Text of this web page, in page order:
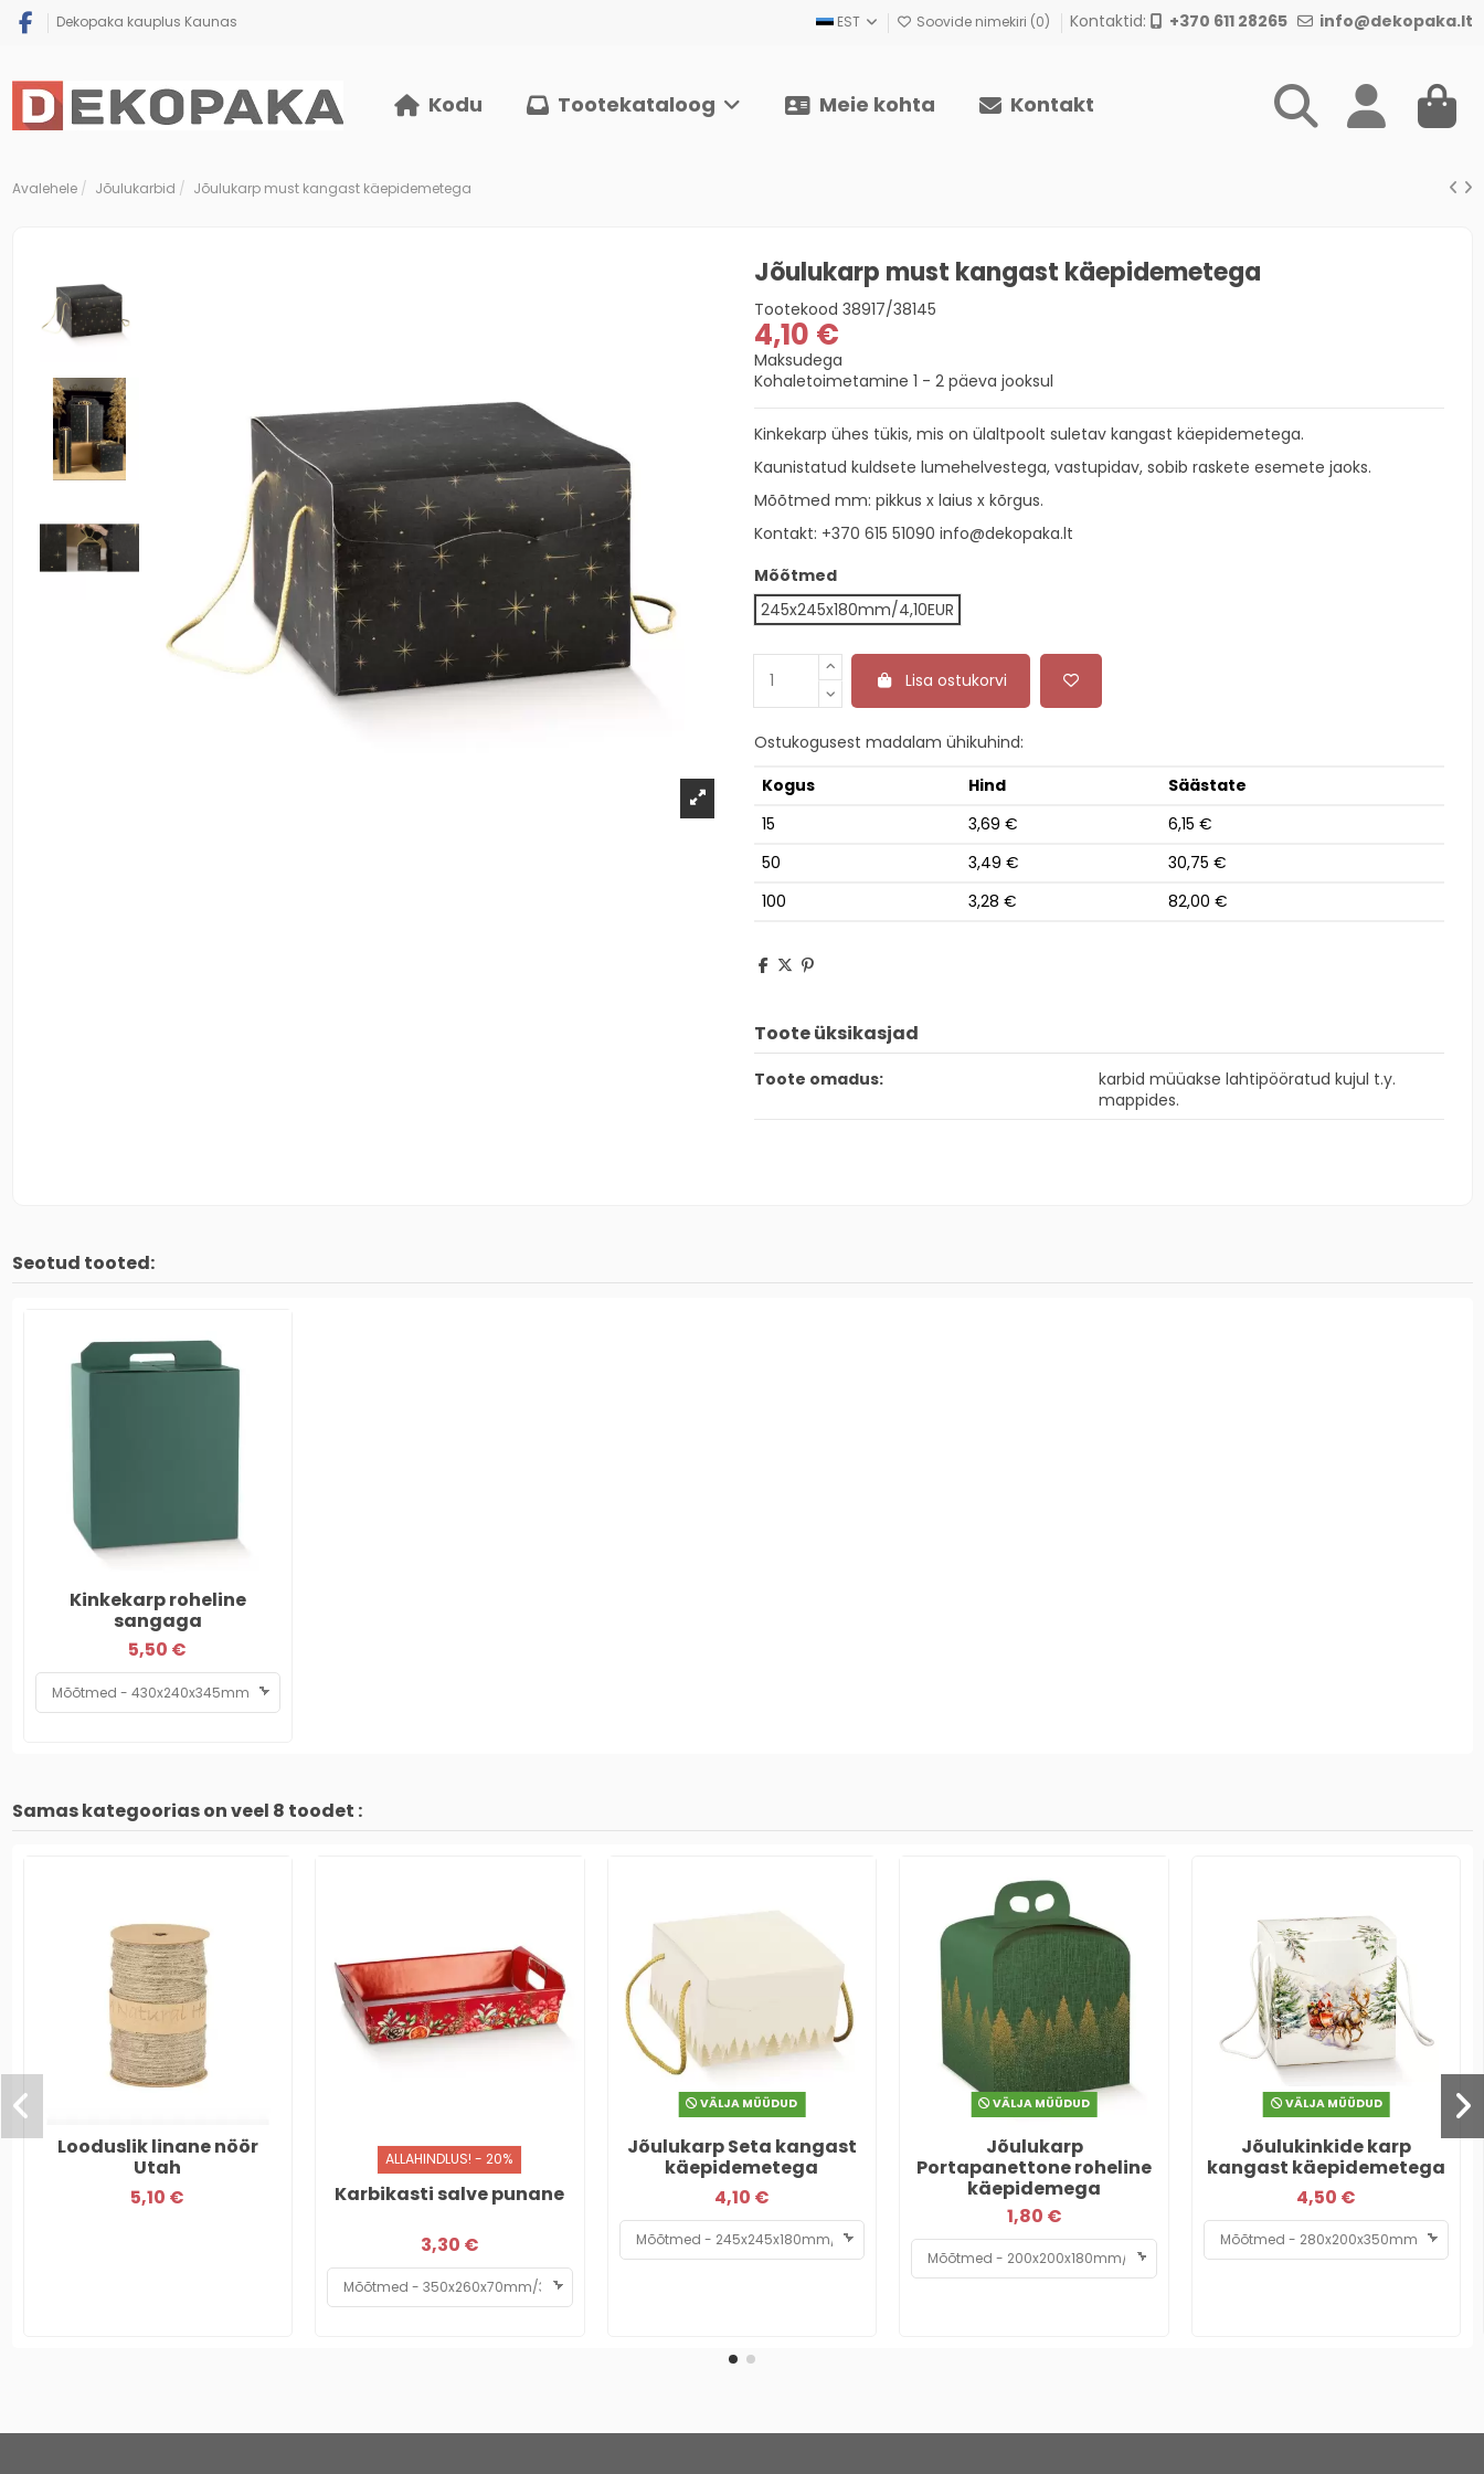
Dekopaka kauplus Kaunas EST Soovide nimekiri (0) Kontaktid: +370 611 28265 info@dekopaka.lt
Kodu Tootekataloog Meie kohta Kontakt
Avalehele Jõulukarbid Jõulukarp must kangast käepidemetega
Jõulukarp must kangast käepidemetega
Tootekood 38917/38145
4,10 €
Maksudega
Kohaletoimetamine 1 - 2 päeva jooksul
Kinkekarp ühes tükis, mis on ülaltpoolt suletav kangast käepidemetega.
Kaunistatud kuldsete lumehelvestega, vastupidav, sobib raskete esemete jaoks.
Mõõtmed mm: pikkus x laius x kõrgus.
Kontakt: +370 615 51090 info@dekopaka.lt
Mõõtmed
245x245x180mm/4,10EUR
Lisa ostukorvi
Ostukogusest madalam ühikuhind:
Kogus
Hind
Säästate
15
3,69 €
6,15 €
50
3,49 €
30,75 €
100
3,28 € 82,00 €
Toote üksikasjad
Toote omadus:
karbid müüakse lahtipööratud kujul t.y.
mappides.
Seotud tooted:
Kinkekarp roheline
sangaga
5,50 €
Samas kategoorias on veel 8 toodet :
Looduslik linane nöör
Utah
5,10 €
ALLAHINDLUS! - 20%
Karbikasti salve punane
3,30 €
VÄLJA MÜÜDUD
Jõulukarp Seta kangast
käepidemetega
4,10 €
VÄLJA MÜÜDUD
Jõulukarp
Portapanettone roheline
käepidemega
1,80 €
VÄLJA MÜÜDUD
Jõulukinkide karp
kangast käepidemetega
4,50 €